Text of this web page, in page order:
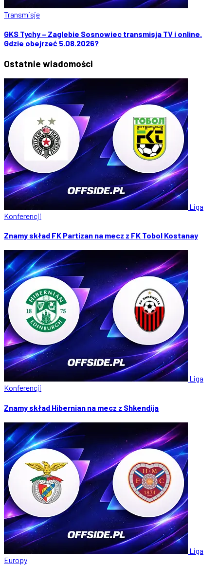
Transmisje
GKS Tychy – Zaglebie Sosnowiec transmisja TV i online.
Gdzie obejrzeć 5.08.2026?
Ostatnie wiadomości
Liga
Konferencji
Znamy skład FK Partizan na mecz z FK Tobol Kostanay
Liga
Konferencji
Znamy skład Hibernian na mecz z Shkendija
Liga
Europy